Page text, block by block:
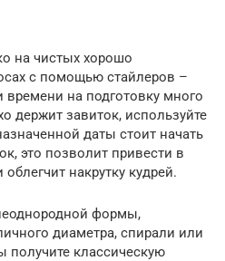
на чистых хорошо
с помощью стайлеров –
на подготовку много
держит завиток, используйте
даты стоит начать
это позволит привести в
накрутку кудрей.
формы,
диаметра, спирали или
получите классическую